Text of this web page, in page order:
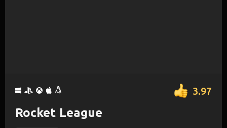
3.97
Rocket League